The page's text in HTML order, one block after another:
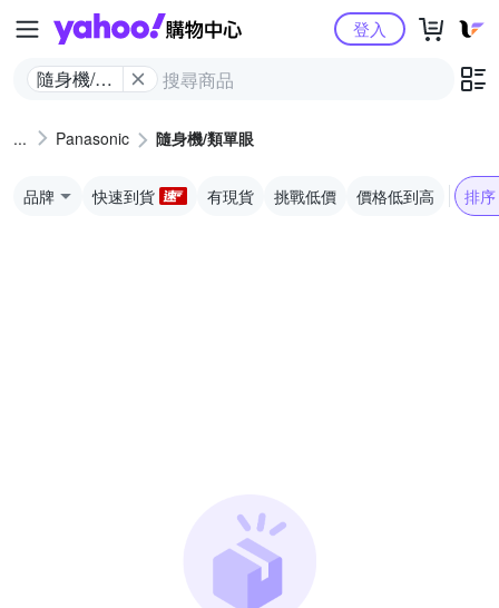
Yahoo購物中心
隨身機/類
登入
Panasonic 隨身機/類單眼
品牌 快速到貨 有現貨 挑戰低價 價格低到高 排序